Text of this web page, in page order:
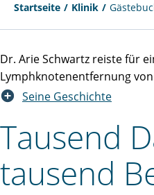
Startseite Klinik
Dr. Arie Schwartz reiste für
Lymphknotenentfernung
Seine Geschichte
Tausend
tausend